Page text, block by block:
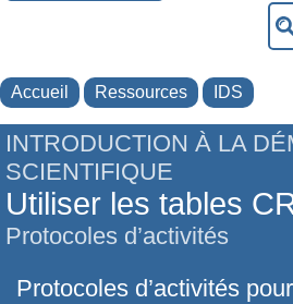
Accueil Ressources IDS
INTRODUCTION À LA
SCIENTIFIQUE
Utiliser les tables
Protocoles d’activités
Protocoles d’activités